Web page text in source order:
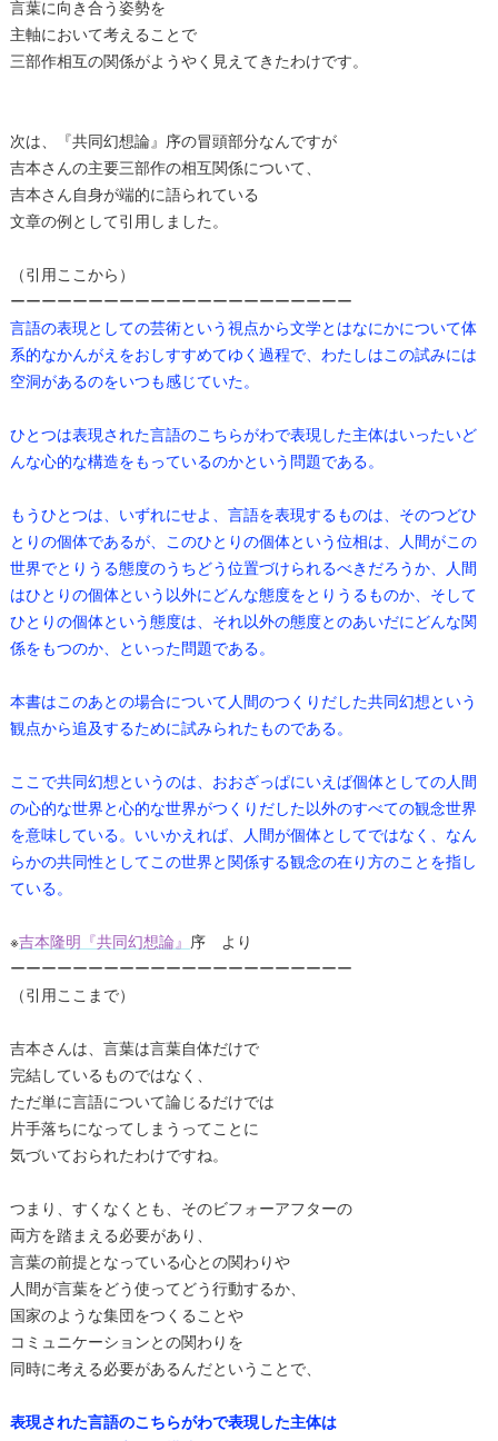
言葉に向き合う姿勢を
主軸において考えることで
三部作相互の関係がようやく見えてきたわけです。
次は、『共同幻想論』序の冒頭部分なんですが
吉本さんの主要三部作の相互関係について、
吉本さん自身が端的に語られている
文章の例として引用しました。
（引用ここから）
ーーーーーーーーーーーーーーーーーーーーーー
言語の表現としての芸術という視点から文学とはなにかについて体
系的なかんがえをおしすすめてゆく過程で、わたしはこの試みには
空洞があるのをいつも感じていた。
ひとつは表現された言語のこちらがわで表現した主体はいったいど
んな心的な構造をもっているのかという問題である。
もうひとつは、いずれにせよ、言語を表現するものは、そのつどひ
とりの個体であるが、このひとりの個体という位相は、人間がこの
世界でとりうる態度のうちどう位置づけられるべきだろうか、人間
はひとりの個体という以外にどんな態度をとりうるものか、そして
ひとりの個体という態度は、それ以外の態度とのあいだにどんな関
係をもつのか、といった問題である。
本書はこのあとの場合について人間のつくりだした共同幻想という
観点から追及するために試みられたものである。
ここで共同幻想というのは、おおざっぱにいえば個体としての人間
の心的な世界と心的な世界がつくりだした以外のすべての観念世界
を意味している。いいかえれば、人間が個体としてではなく、なん
らかの共同性としてこの世界と関係する観念の在り方のことを指し
ている。
※吉本隆明『共同幻想論』序 より
ーーーーーーーーーーーーーーーーーーーーーー
（引用ここまで）
吉本さんは、言葉は言葉自体だけで
完結しているものではなく、
ただ単に言語について論じるだけでは
片手落ちになってしまうってことに
気づいておられたわけですね。
つまり、すくなくとも、そのビフォーアフターの
両方を踏まえる必要があり、
言葉の前提となっている心との関わりや
人間が言葉をどう使ってどう行動するか、
国家のような集団をつくることや
コミュニケーションとの関わりを
同時に考える必要があるんだということで、
表現された言語のこちらがわで表現した主体は